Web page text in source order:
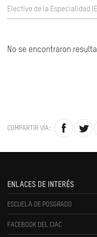
Electivo de la Especialidad
No se encontraron
COMPARTIR VÍA:
ENLACES DE INTERÉS
ESCUELA DE POSGRADO
FACEBOOK DEL CIAC